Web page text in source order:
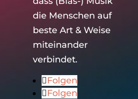
die Menschen auf
beste Art & Weise
miteinander
verbindet.
Folgen
Folgen